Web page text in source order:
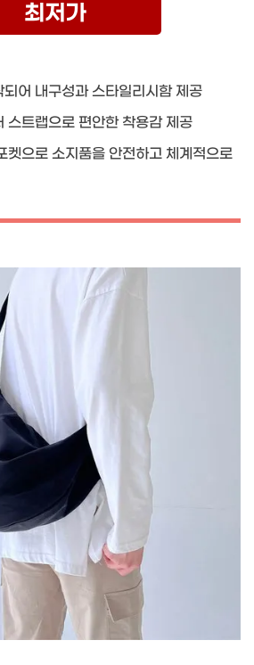
최저가
되어 내구성과 스타일리시함 제공
스트랩으로 편안한 착용감 제공
켓으로 소지품을 안전하고 체계적으로